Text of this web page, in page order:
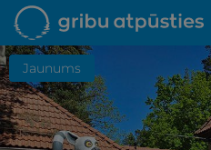
Jaunums